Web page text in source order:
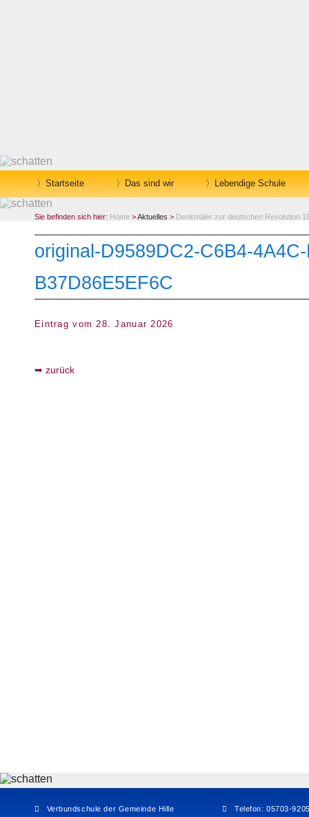
Startseite Das sind wir Lebendige Schule
Sie befinden sich hier: Home >Aktuelles > Denkmäler zur deutschen Revolution
original-D9589DC2-C6B4-
B37D86E5EF6C
Eintrag vom 28. Januar 2026
zurück
Verbundschule der Gemeinde Hille
Telefon: 05703-